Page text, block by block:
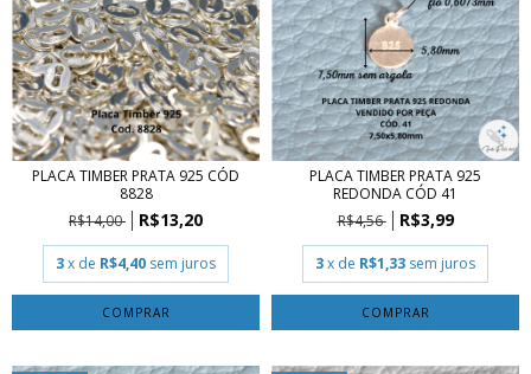
PLACA TIMBER PRATA 925 CÓD
8828
R$14,00
R$13,20
3x de R$4,40 sem juros
COMPRAR
PLACA TIMBER PRATA 925
REDONDA CÓD 41
R$4,56
R$3,99
3x de R$1,33 sem juros
COMPRAR